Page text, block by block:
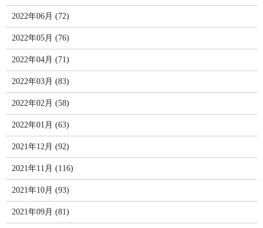
2022年06月 (72)
2022年05月 (76)
2022年04月 (71)
2022年03月 (83)
2022年02月 (58)
2022年01月 (63)
2021年12月 (92)
2021年11月 (116)
2021年10月 (93)
2021年09月 (81)